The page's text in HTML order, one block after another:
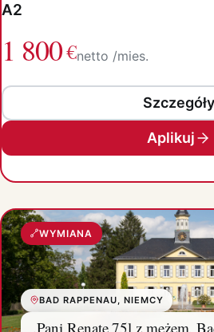
A2
1 800€netto /mies.
Szczegóły
Aplikuj
WYMIANA
BAD RAPPENAU, NIEMCY
.Pani Renate 75l z mężem,